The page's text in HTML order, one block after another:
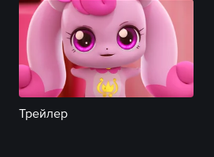
Трейлер